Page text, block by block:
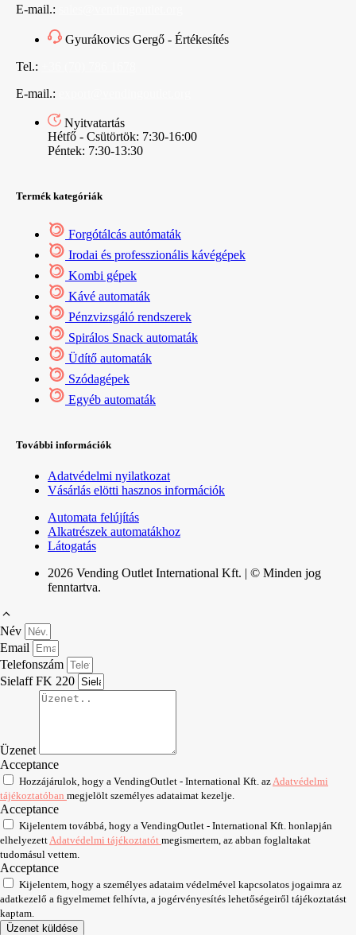
E-mail.:
Gyurákovics Gergő - Értékesítés
Tel.:
E-mail.:
Nyitvatartás
Hétfő - Csütörtök: 7:30-16:00
Péntek: 7:30-13:30
Termék kategóriák
Forgótálcás autómaták
Irodai és professzionális kávégépek
Kombi gépek
Kávé automaták
Pénzvizsgáló rendszerek
Spirálos Snack automaták
Üdítő automaták
Szódagépek
Egyéb automaták
További információk
Adatvédelmi nyilatkozat
Vásárlás elötti hasznos információk
Automata felújítás
Alkatrészek automatákhoz
Látogatás
2026 Vending Outlet International Kft. | © Minden jog
fenntartva.
Név
Email
Telefonszám
Sielaff FK 220
Üzenet
Acceptance
Hozzájárulok, hogy a VendingOutlet - International Kft. az Adatvédelmi
tájékoztatóban megjelölt személyes adataimat kezelje.
Acceptance
Kijelentem továbbá, hogy a VendingOutlet - International Kft. honlapján
elhelyezett Adatvédelmi tájékoztatót megismertem, az abban foglaltakat
tudomásul vettem.
Acceptance
Kijelentem, hogy a személyes adataim védelmével kapcsolatos jogaimra az
adatkezelő a figyelmemet felhívta, a jogérvényesítés lehetőségeiről tájékoztatást
kaptam.
Üzenet küldése